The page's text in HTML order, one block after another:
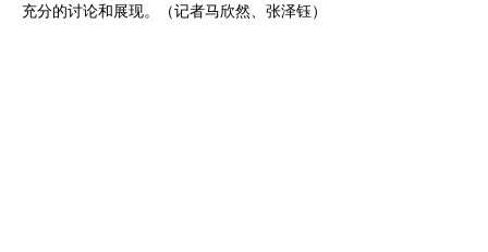
充分的讨论和展现。（记者马欣然、张泽钰）